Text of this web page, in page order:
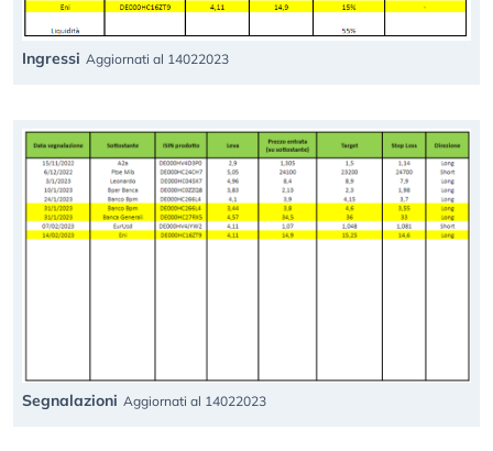
Ingressi Aggiornati al 14022023
Segnalazioni Aggiornati al 14022023